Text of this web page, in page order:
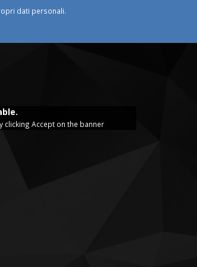
dati personali.
clicking Accept on the banner